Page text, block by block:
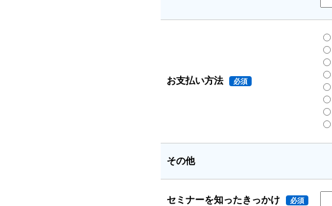
お支払い方法 必須
その他
セミナーを知ったきっかけ 必須